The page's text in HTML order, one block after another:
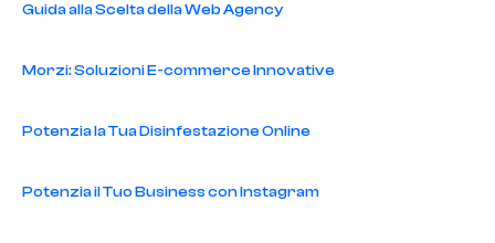
Guida alla Scelta della Web Agency
Morzi: Soluzioni E-commerce Innovative
Potenzia la Tua Disinfestazione Online
Potenzia il Tuo Business con Instagram